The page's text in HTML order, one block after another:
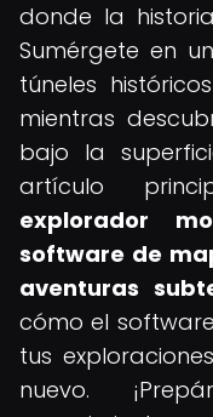
donde la
Sumérgete en
túneles
mientras
bajo la
artículo
explorador
software de
aventuras
cómo el
tus
nuevo.